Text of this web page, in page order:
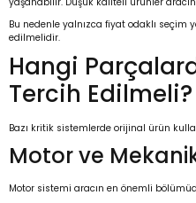
Bu nedenle yalnızca fiyat odaklı
edilmelidir.
Hangi
Tercih Edilmeli?
Bazı kritik sistemlerde orijinal ürün
Motor ve
Motor sistemi aracın en önemli